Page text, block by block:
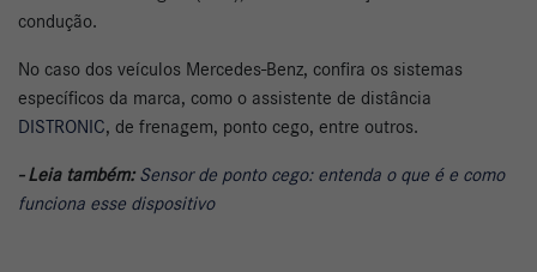
condução.
No caso dos veículos Mercedes-Benz, confira os sistemas
específicos da marca, como o assistente de distância
DISTRONIC, de frenagem, ponto cego, entre outros.
- Leia também: Sensor de ponto cego: entenda o que é e como
funciona esse dispositivo